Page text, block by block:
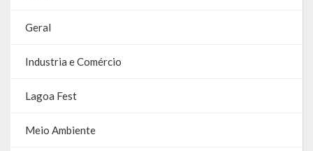
Geral
Industria e Comércio
Lagoa Fest
Meio Ambiente